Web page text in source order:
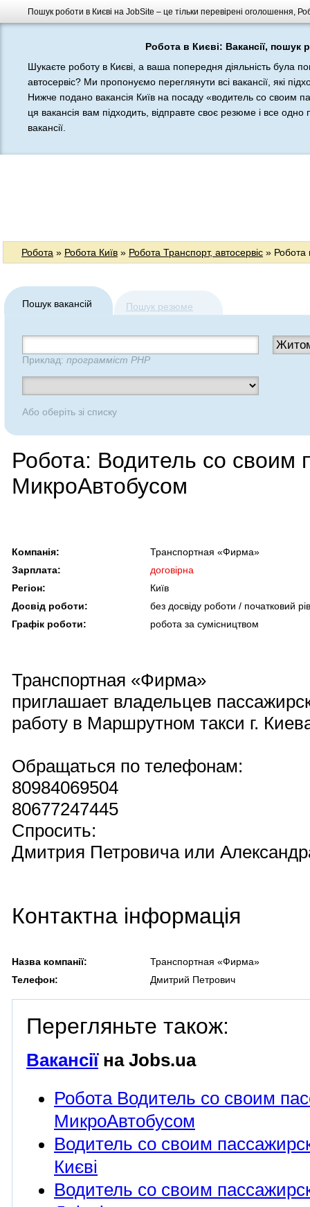
Пошук роботи в Києві на JobSite – це тільки перевірені оголошення,
Робота в Києві: Вакансії, пошук
Шукаєте роботу в Києві, а ваша попередня діяльність була
автосервіс? Ми пропонуємо переглянути всі вакансії, які
Нижче подано вакансія Київ на посаду «водитель со своим
ця вакансія вам підходить, відправте своє резюме і все одно
вакансії.
Робота » Робота Київ » Робота Транспорт, автосервіс » Робота
Пошук вакансій Пошук резюме
Приклад: программіст PHP
Або оберіть зі списку
Робота: Водитель со своим
МикроАвтобусом
Компанія:
Транспортная «Фирма»
Зарплата:
договірна
Регіон:
Київ
Досвід роботи:
без досвіду роботи / початковий
Графік роботи:
робота за сумісництвом
Транспортная «Фирма»
приглашает владельцев
работу в Маршрутном такси г.
Обращаться по телефонам:
80984069504
80677247445
Спросить:
Дмитрия Петровича или
Контактна інформація
Назва компанії:
Транспортная «Фирма»
Телефон:
Дмитрий Петрович
Перегляньте також:
Вакансіїна Jobs.ua
Робота Водитель со своим
МикроАвтобусом
Водитель со своим
Києві
Водитель со своим